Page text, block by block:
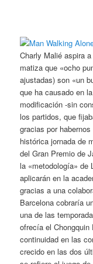
Charly Malié aspira
matiza que «ocho
ajustadas) son «un
que ha causado en
modificación -sin
los partidos, que
gracias por
histórica jornada de
del Gran Premio de
la «metodología» de
aplicarán en la
gracias a una
Barcelona cobraría
una de las
ofrecía el
continuidad en las
crecido en las dos